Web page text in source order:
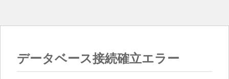
データベース接続確立エラー